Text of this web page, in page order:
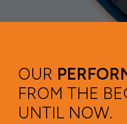
OUR
FROM THE
UNTIL NOW.